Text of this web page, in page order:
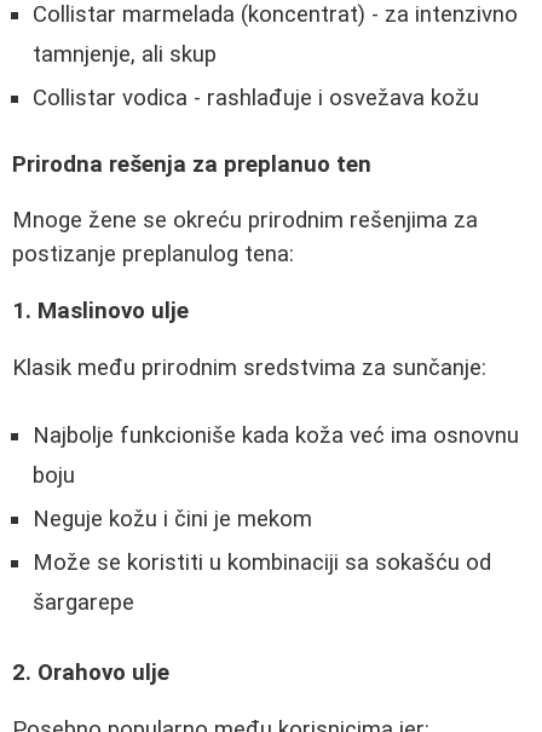
Collistar marmelada (koncentrat) - za intenzivno
tamnjenje, ali skup
Collistar vodica - rashlađuje i osvežava kožu
Prirodna rešenja za preplanuo ten
Mnoge žene se okreću prirodnim rešenjima za
postizanje preplanulog tena:
1. Maslinovo ulje
Klasik među prirodnim sredstvima za sunčanje:
Najbolje funkcioniše kada koža već ima osnovnu
boju
Neguje kožu i čini je mekom
Može se koristiti u kombinaciji sa sokašću od
šargarepe
2. Orahovo ulje